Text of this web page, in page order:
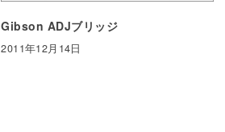
Gibson ADJブリッジ
2011年12月14日